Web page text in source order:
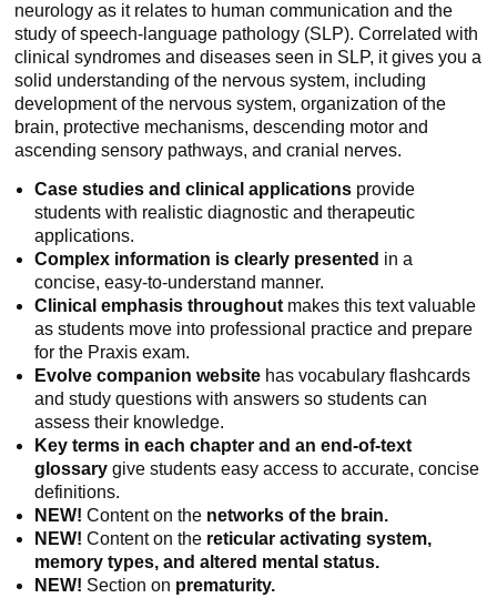
neurology as it relates to human communication and the
study of speech-language pathology (SLP). Correlated with
clinical syndromes and diseases seen in SLP, it gives you a
solid understanding of the nervous system, including
development of the nervous system, organization of the
brain, protective mechanisms, descending motor and
ascending sensory pathways, and cranial nerves.
Case studies and clinical applications provide
students with realistic diagnostic and therapeutic
applications.
Complex information is clearly presented in a
concise, easy-to-understand manner.
Clinical emphasis throughout makes this text valuable
as students move into professional practice and prepare
for the Praxis exam.
Evolve companion website has vocabulary flashcards
and study questions with answers so students can
assess their knowledge.
Key terms in each chapter and an end-of-text
glossary give students easy access to accurate, concise
definitions.
NEW! Content on the networks of the brain.
NEW! Content on the reticular activating system,
memory types, and altered mental status.
NEW! Section on prematurity.